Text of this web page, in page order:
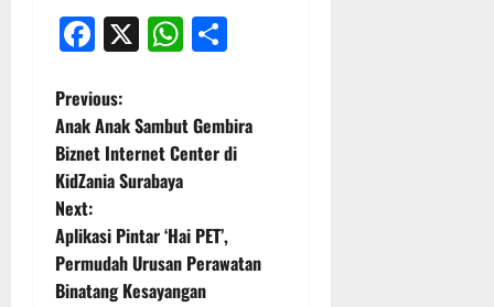
Facebook
X WhatsApp
P
o
s
t
n
Previous:
Anak Anak Sambut Gembira
Biznet Internet Center di
KidZania Surabaya
Next:
Aplikasi Pintar ‘Hai PET’,
Permudah Urusan Perawatan
Binatang Kesayangan